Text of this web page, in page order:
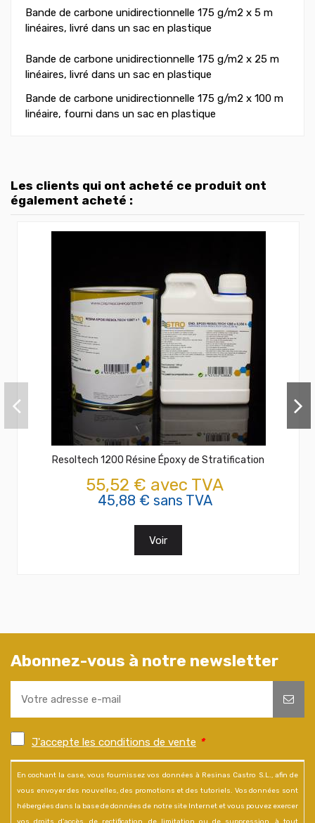
Bande de carbone unidirectionnelle 175 g/m2 x 5 m
linéaires, livré dans un sac en plastique
Bande de carbone unidirectionnelle 175 g/m2 x 25 m
linéaires, livré dans un sac en plastique
Bande de carbone unidirectionnelle 175 g/m2 x 100 m
linéaire, fourni dans un sac en plastique
Les clients qui ont acheté ce produit ont
également acheté :
Resoltech 1200 Résine Époxy de Stratification
55,52 € avec TVA
45,88 € sans TVA
Voir
Abonnez-vous à notre newsletter
J'accepte les conditions de vente *
En cochant la case, vous fournissez vos données à Resinas Castro S.L., afin de
vous envoyer des nouvelles, des promotions et des tutoriels. Vos données sont
hébergées dans la base de données de notre site Internet et vous pouvez exercer